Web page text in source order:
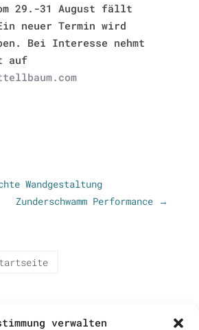
verwalten
29.-31 August fällt
neuer Termin wird
Bei Interesse nehmt
auf
Wandgestaltung
Zunderschwamm Performance →